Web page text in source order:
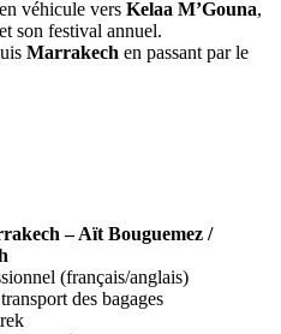
véhicule vers Kelaa M’Gouna,
son festival annuel.
Marrakech en passant par le
– Aït Bouguemez /
(français/anglais)
des bagages